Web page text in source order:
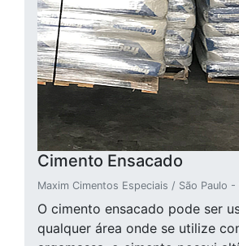
Cimento Ensacado
Maxim Cimentos Especiais / São Paulo -
O cimento ensacado pode ser
qualquer área onde se utilize